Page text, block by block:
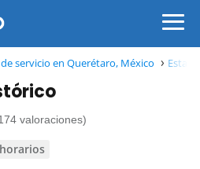
servicio en Querétaro, México
valoraciones)